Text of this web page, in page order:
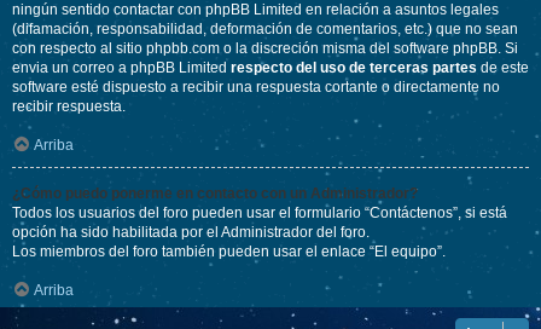
ningún sentido contactar con phpBB Limited en relación a asuntos legales
(difamación, responsabilidad, deformación de comentarios, etc.) que no sean
con respecto al sitio phpbb.com o la discreción misma del software phpBB. Si
envia un correo a phpBB Limited respecto del uso de terceras partes de este
software esté dispuesto a recibir una respuesta cortante o directamente no
recibir respuesta.
Arriba
¿Cómo puedo ponerme en contacto con un Administrador?
Todos los usuarios del foro pueden usar el formulario “Contáctenos”, si está
opción ha sido habilitada por el Administrador del foro.
Los miembros del foro también pueden usar el enlace “El equipo”.
Arriba